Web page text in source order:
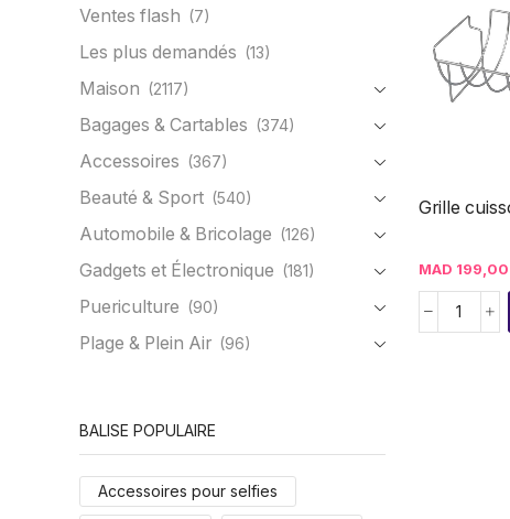
Grille
MAD 199,00
Ventes flash (7)
Les plus demandés (13)
Maison (2117)
Bagages & Cartables (374)
Accessoires (367)
Beauté & Sport (540)
Automobile & Bricolage (126)
Gadgets et Électronique (181)
Puericulture (90)
Plage & Plein Air (96)
BALISE POPULAIRE
Accessoires pour selfies